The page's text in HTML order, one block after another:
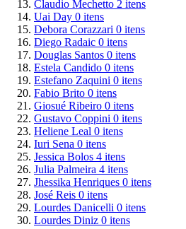
Claudio Mechetto 2 itens
Uai Day 0 itens
Debora Corazzari 0 itens
Diego Radaic 0 itens
Douglas Santos 0 itens
Estela Candido 0 itens
Estefano Zaquini 0 itens
Fabio Brito 0 itens
Giosué Ribeiro 0 itens
Gustavo Coppini 0 itens
Heliene Leal 0 itens
Iuri Sena 0 itens
Jessica Bolos 4 itens
Julia Palmeira 4 itens
Jhessika Henriques 0 itens
José Reis 0 itens
Lourdes Danicelli 0 itens
Lourdes Diniz 0 itens